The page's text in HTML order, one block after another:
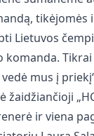
tikėjomės
Lietuvos
komanda.
mus į
žaidžiančioji
ir viena